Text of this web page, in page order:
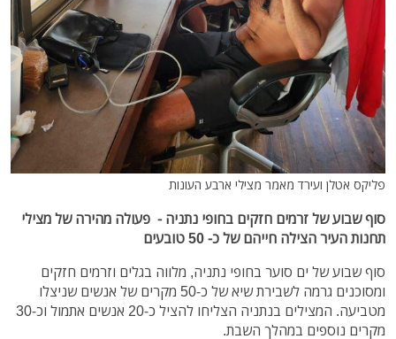
פליקס אטלן ועירד מאמר מצילי ארבע העונות
סוף שבוע של זרמים חזקים בחופי נתניה - פעולה מהירה של מצילי
תחנות העיר הצילה חייהם של כ- 50 טובעים
סוף שבוע של ים סוער בחופי נתניה, מלווה בגלים וזרמים חזקים
ומסוכנים גרמה לשבירת שיא של כ-50 מקרים של אנשים שניצלו
מטביעה. המצילים בנתניה הצליחו להציל כ-20 אנשים אתמול וכ-30
מקרים נוספים במהלך השבת.